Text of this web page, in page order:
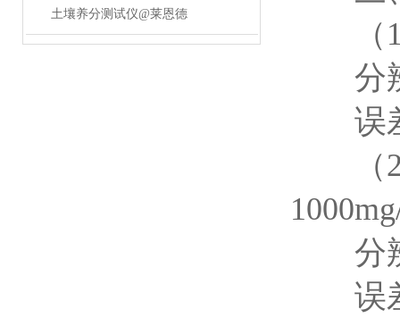
土壤养分测试仪@莱恩德
（1
分辨
误差
（2
分辨
误差